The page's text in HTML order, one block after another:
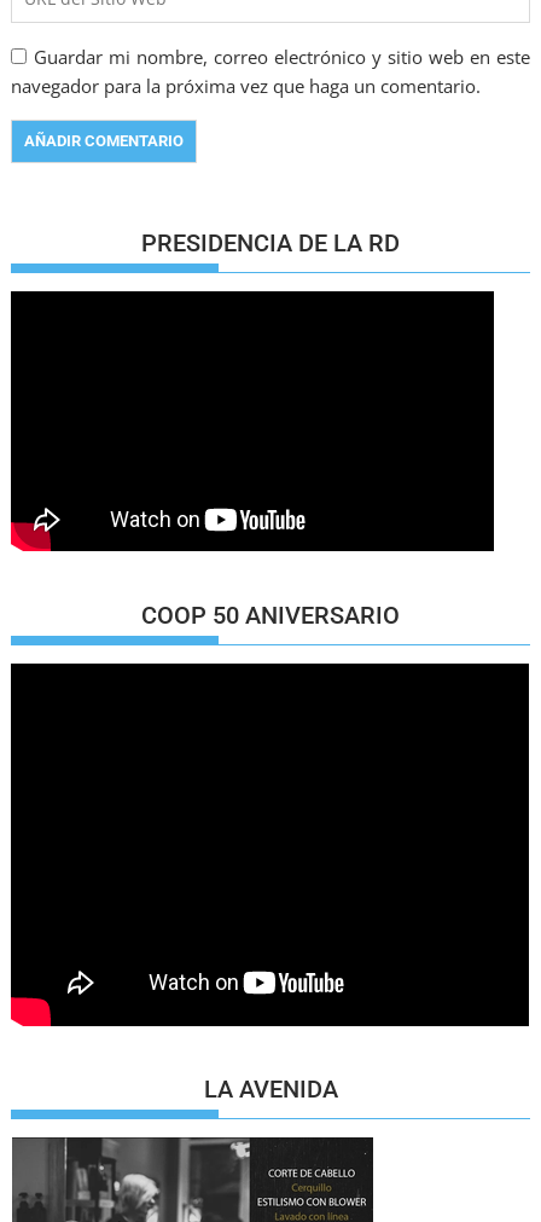
Guardar mi nombre, correo electrónico y sitio web en este
navegador para la próxima vez que haga un comentario.
PRESIDENCIA DE LA RD
COOP 50 ANIVERSARIO
LA AVENIDA